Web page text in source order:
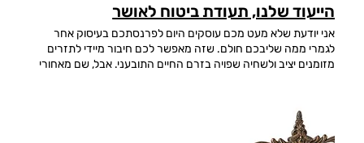
הייעוד שלנו, תעודת ביטוח לאושר
אני יודעת שלא מעט מכם עוסקים היום לפרנסתכם בעיסוק אחר
לגמרי ממה שליבכם חולם. שזה מאפשר לכם חיבור מיידי לתזרים
מזומנים יציב ולשחיה שפויה בזרם החיים התובעני. אבל, שם מאחורי
שם עד שתעצמו את עיניכם. הכשרון הזה קשור בייעוד שלכם ולזה אין
שום תחליף בכמה רמות. אחת, שזה נובע מכם בטבעיות נטולת